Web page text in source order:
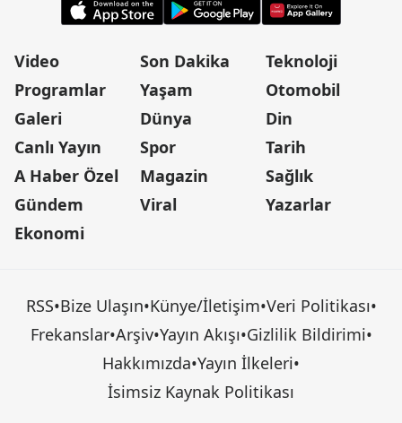
Video
Programlar
Galeri
Canlı Yayın
A Haber Özel
Gündem
Ekonomi
Son Dakika
Yaşam
Dünya
Spor
Magazin
Viral
Teknoloji
Otomobil
Din
Tarih
Sağlık
Yazarlar
RSS•Bize Ulaşın•Künye/İletişim•Veri Politikası•
Frekanslar•Arşiv•Yayın Akışı•Gizlilik Bildirimi•
Hakkımızda•Yayın İlkeleri•
İsimsiz Kaynak Politikası